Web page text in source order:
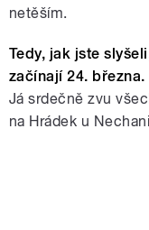
netěším.
Tedy, jak jste
začínají 24. března.
Já srdečně zvu
na Hrádek u